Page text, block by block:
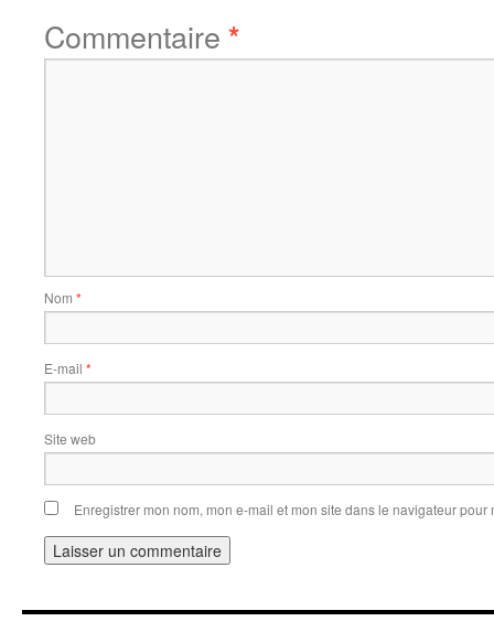
Commentaire *
Nom *
E-mail *
Site web
Enregistrer mon nom, mon e-mail et mon site dans le navigateur